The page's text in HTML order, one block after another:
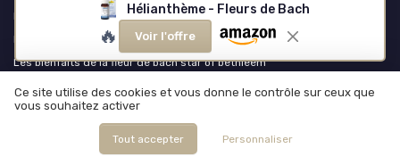
Hélianthème - Fleurs de Bach
🔥 Voir l'offre
Fleur de bach minceur : un allié naturel pour la perte de poids
Découvrez la maison florna et ses fleurs de Bach
Les bienfaits de la fleur de bach star of bethleem
Avis sur les fleurs de Bach Florna : ce que vous devez savoir
Les fleurs de Bach pour soulager la ménopause
Les derniers articles
Ce site utilise des cookies et vous donne le contrôle sur ceux que
vous souhaitez activer
Tout accepter Personnaliser